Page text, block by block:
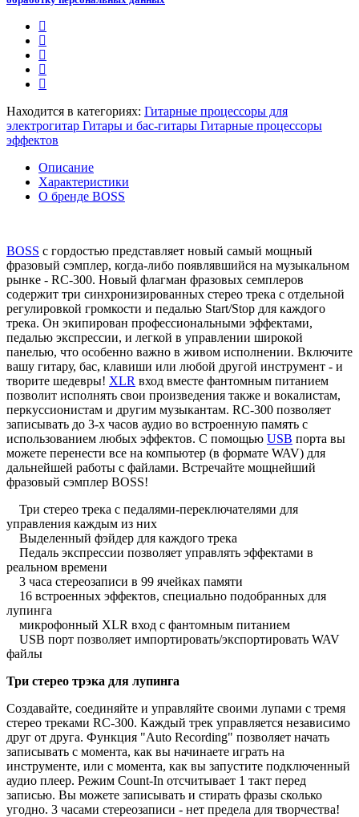
Находится в категориях: Гитарные процессоры для
электрогитар Гитары и бас-гитары Гитарные процессоры
эффектов
Описание
Характеристики
О бренде BOSS
BOSS с гордостью представляет новый самый мощный
фразовый сэмплер, когда-либо появлявшийся на музыкальном
рынке - RC-300. Новый флагман фразовых семплеров
содержит три синхронизированных стерео трека с отдельной
регулировкой громкости и педалью Start/Stop для каждого
трека. Он экипирован профессиональными эффектами,
педалью экспрессии, и легкой в управлении широкой
панелью, что особенно важно в живом исполнении. Включите
вашу гитару, бас, клавиши или любой другой инструмент - и
творите шедевры! XLR вход вместе фантомным питанием
позволит исполнять свои произведения также и вокалистам,
перкуссионистам и другим музыкантам. RC-300 позволяет
записывать до 3-х часов аудио во встроенную память с
использованием любых эффектов. С помощью USB порта вы
можете перенести все на компьютер (в формате WAV) для
дальнейшей работы с файлами. Встречайте мощнейший
фразовый сэмплер BOSS!
Три стерео трека с педалями-переключателями для
управления каждым из них
Выделенный фэйдер для каждого трека
Педаль экспрессии позволяет управлять эффектами в
реальном времени
3 часа стереозаписи в 99 ячейках памяти
16 встроенных эффектов, специально подобранных для
лупинга
микрофонный XLR вход с фантомным питанием
USB порт позволяет импортировать/экспортировать WAV
файлы
Три стерео трэка для лупинга
Создавайте, соединяйте и управляйте своими лупами с тремя
стерео треками RC-300. Каждый трек управляется независимо
друг от друга. Функция "Auto Recording" позволяет начать
записывать с момента, как вы начинаете играть на
инструменте, или с момента, как вы запустите подключенный
аудио плеер. Режим Count-In отсчитывает 1 такт перед
записью. Вы можете записывать и стирать фразы сколько
угодно. 3 часами стереозаписи - нет предела для творчества!